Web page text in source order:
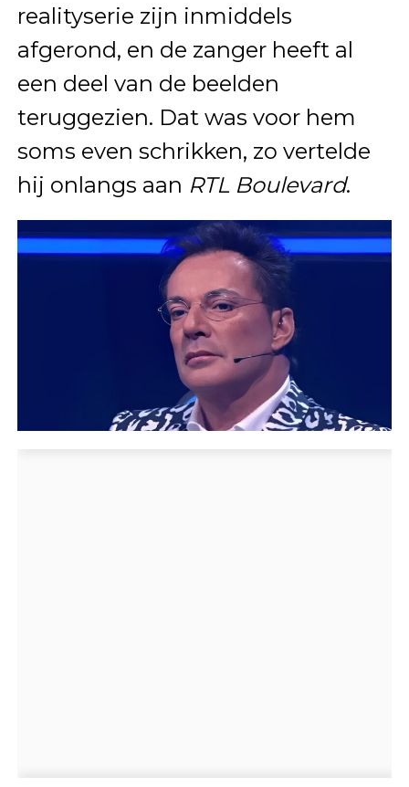
realityserie zijn inmiddels
afgerond, en de zanger heeft al
een deel van de beelden
teruggezien. Dat was voor hem
soms even schrikken, zo vertelde
hij onlangs aan RTL Boulevard.